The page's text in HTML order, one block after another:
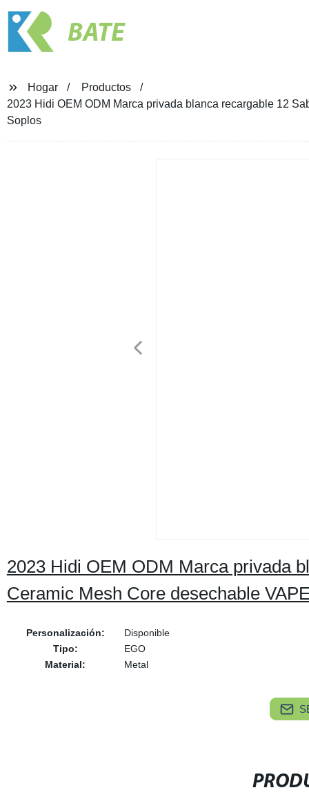
BATE
Hogar
Productos
2023 Hidi OEM ODM Marca privada blanca recargable 12
Soplos
2023 Hidi OEM ODM Marca privada
Ceramic Mesh Core desechable
Personalización:
Disponible
Tipo:
EGO
Material:
Metal